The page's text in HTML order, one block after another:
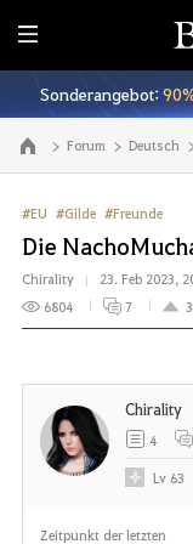
A
l
l
e
Sonderangebot:
Zur Hauptseite Forum Deutsch
#EU #Gilde #Freunde
Die
Chirality
23. Feb 2023,
6804
7
Zeitpunkt der letzten
Chirality
4
Lv 63